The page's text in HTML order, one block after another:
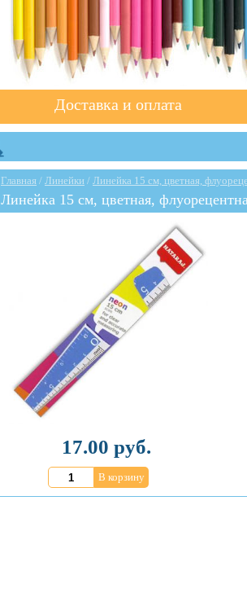
Доставка и оплата
Главная / Линейки / Линейка 15 см, цветная,
Линейка 15 см, цветная,
17.00 руб.
В корзину